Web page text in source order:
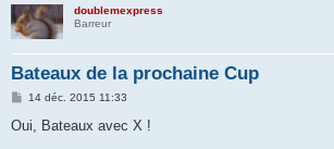
doublemexpress
Barreur
Bateaux de la prochaine Cup
M
s
14 déc. 2015 11:33
Oui, Bateaux avec X !